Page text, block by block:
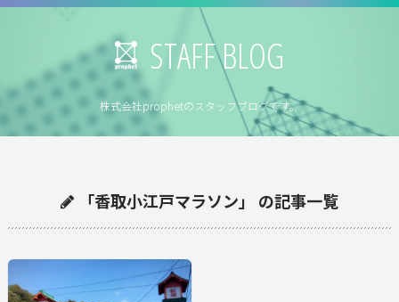
STAFF BLOG
株式会社prophetのスタッフブログです。
「香取小江戸マラソン」 の記事一覧